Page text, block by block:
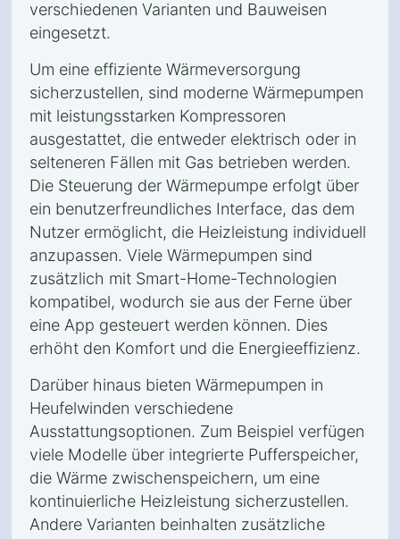
verschiedenen Varianten und Bauweisen
eingesetzt.
Um eine effiziente Wärmeversorgung
sicherzustellen, sind moderne Wärmepumpen
mit leistungsstarken Kompressoren
ausgestattet, die entweder elektrisch oder in
selteneren Fällen mit Gas betrieben werden.
Die Steuerung der Wärmepumpe erfolgt über
ein benutzerfreundliches Interface, das dem
Nutzer ermöglicht, die Heizleistung individuell
anzupassen. Viele Wärmepumpen sind
zusätzlich mit Smart-Home-Technologien
kompatibel, wodurch sie aus der Ferne über
eine App gesteuert werden können. Dies
erhöht den Komfort und die Energieeffizienz.
Darüber hinaus bieten Wärmepumpen in
Heufelwinden verschiedene
Ausstattungsoptionen. Zum Beispiel verfügen
viele Modelle über integrierte Pufferspeicher,
die Wärme zwischenspeichern, um eine
kontinuierliche Heizleistung sicherzustellen.
Andere Varianten beinhalten zusätzliche